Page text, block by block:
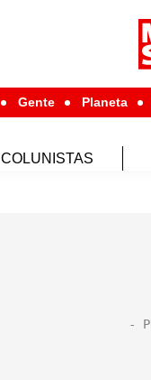
Gente Planeta
COLUNISTAS